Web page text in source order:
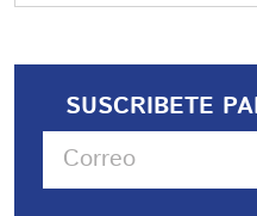
SUSCRIBETE